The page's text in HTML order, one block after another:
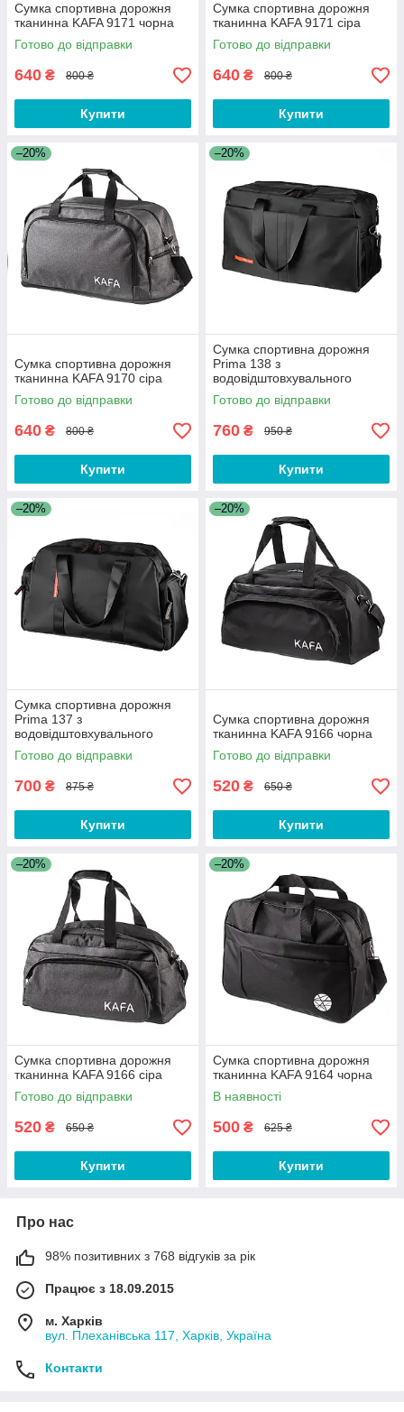
Сумка спортивна дорожня
тканинна KAFA 9171 чорна
Готово до відправки
640 ₴ 800 ₴
Купити
Сумка спортивна дорожня
тканинна KAFA 9171 сіра
Готово до відправки
640 ₴ 800 ₴
Купити
–20%
Сумка спортивна дорожня
тканинна KAFA 9170 сіра
Готово до відправки
640 ₴ 800 ₴
Купити
–20%
Сумка спортивна дорожня
Prima 138 з
водовідштовхувального
поліестеру, чорна
Готово до відправки
760 ₴ 950 ₴
Купити
–20%
Сумка спортивна дорожня
Prima 137 з
водовідштовхувального
поліестеру, чорна
Готово до відправки
700 ₴ 875 ₴
Купити
–20%
Сумка спортивна дорожня
тканинна KAFA 9166 чорна
Готово до відправки
520 ₴ 650 ₴
Купити
–20%
Сумка спортивна дорожня
тканинна KAFA 9166 сіра
Готово до відправки
520 ₴ 650 ₴
Купити
–20%
Сумка спортивна дорожня
тканинна KAFA 9164 чорна
В наявності
500 ₴ 625 ₴
Купити
Про нас
98% позитивних з 768 відгуків за рік
Працює з 18.09.2015
м. Харків
вул. Плеханівська 117, Харків, Україна
Контакти